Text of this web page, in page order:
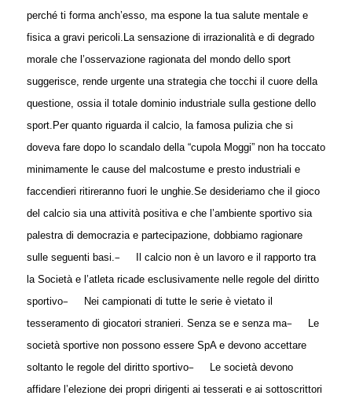
perché ti forma anch’esso, ma espone la tua salute mentale e
fisica a gravi pericoli. La sensazione di irrazionalità e di degrado
morale che l’osservazione ragionata del mondo dello sport
suggerisce, rende urgente una strategia che tocchi il cuore della
questione, ossia il totale dominio industriale sulla gestione dello
sport. Per quanto riguarda il calcio, la famosa pulizia che si
doveva fare dopo lo scandalo della “cupola Moggi” non ha toccato
minimamente le cause del malcostume e presto industriali e
faccendieri ritireranno fuori le unghie.Se desideriamo che il gioco
del calcio sia una attività positiva e che l’ambiente sportivo sia
palestra di democrazia e partecipazione, dobbiamo ragionare
sulle seguenti basi.–
Il calcio non è un lavoro e il rapporto tra
la Società e l’atleta ricade esclusivamente nelle regole del diritto
sportivo–
Nei campionati di tutte le serie è vietato il
tesseramento di giocatori stranieri. Senza se e senza ma–
Le
società sportive non possono essere SpA e devono accettare
soltanto le regole del diritto sportivo–
Le società devono
affidare l’elezione dei propri dirigenti ai tesserati e ai sottoscrittori